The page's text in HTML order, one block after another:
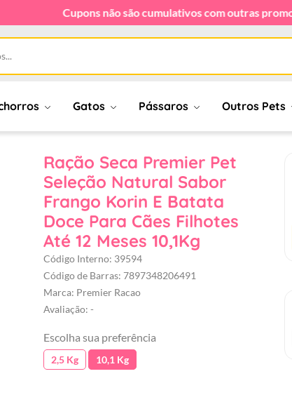
11%OFF em compras acima de R$289
Gatos Pássaros Outros Pets
Ração Seca Premier Pet
Seleção Natural Sabor
Frango Korin E Batata
Doce Para Cães Filhotes
Até 12 Meses 10,1Kg
Código Interno: 39594
Código de Barras: 7897348206491
Marca: Premier Racao
Avaliação: -
Escolha sua preferência
2,5 Kg 10,1 Kg